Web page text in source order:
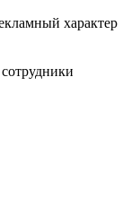
характер